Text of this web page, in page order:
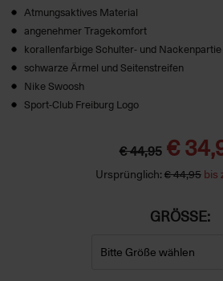
Atmungsaktives Material
angenehmer Tragekomfort
korallenfarbige Schulter- und Nackenpartie
schwarze Ärmel und Seitenstreifen
Nike Swoosh
Sport-Club Freiburg Logo
€ 44,95 €
Ursprünglich:€ 44,95bis
GRÖSSE: